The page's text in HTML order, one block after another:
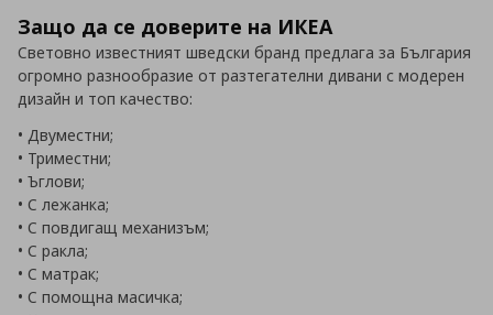
Защо да се доверите на ИКЕА
Световно известният шведски бранд предлага за България
огромно разнообразие от разтегателни дивани с модерен
дизайн и топ качество:
• Двуместни;
• Триместни;
• Ъглови;
• С лежанка;
• С повдигащ механизъм;
• С ракла;
• С матрак;
• С помощна масичка;